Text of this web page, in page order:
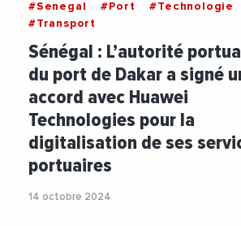
#Senegal #Port
#Technologie
#Transport
Sénégal : L’autorité
du port de Dakar a signé
accord avec Huawei
Technologies pour la
digitalisation de ses
portuaires
14 octobre 2024